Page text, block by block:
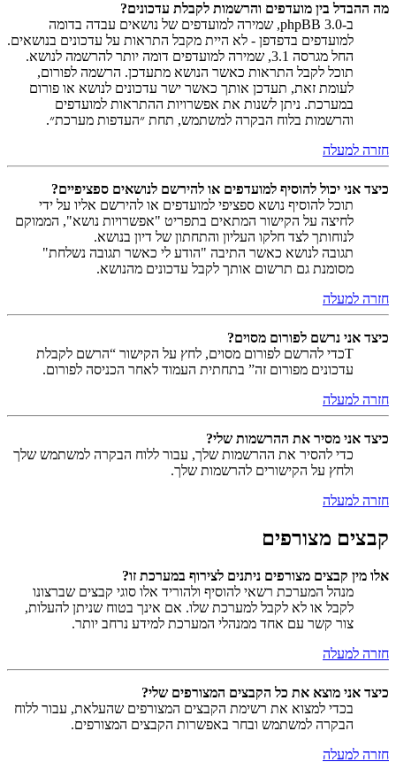
מה ההבדל בין מועדפים והרשמות לקבלת עדכונים?
ב-phpBB 3.0, שמירה למועדפים של נושאים עבדה בדומה
למועדפים בדפדפן - לא היית מקבל התראות על עדכונים בנושאים.
החל מגרסה 3.1, שמירה למועדפים דומה יותר להרשמה לנושא.
תוכל לקבל התראות כאשר הנושא מתעדכן. הרשמה לפורום,
לעומת זאת, תעדכן אותך כאשר ישר עדכונים לנושא או פורום
במערכת. ניתן לשנות את אפשרויות ההתראות למועדפים
והרשמות בלוח הבקרה למשתמש, תחת ״העדפות מערכת״.
חזרה למעלה
כיצד אני יכול להוסיף למועדפים או להירשם לנושאים ספציפיים?
תוכל להוסיף נושא ספציפי למועדפים או להירשם אליו על ידי
לחיצה על הקישור המתאים בתפריט "אפשרויות נושא", הממוקם
לנוחותך לצד חלקו העליון והתחתון של דיון בנושא.
תגובה לנושא כאשר התיבה "הודע לי כאשר תגובה נשלחת"
מסומנת גם תרשום אותך לקבל עדכונים מהנושא.
חזרה למעלה
כיצד אני נרשם לפורום מסוים?
Tכדי להרשם לפורום מסוים, לחץ על הקישור “הרשם לקבלת
עדכונים מפורום זה” בתחתית העמוד לאחר הכניסה לפורום.
חזרה למעלה
כיצד אני מסיר את ההרשמות שלי?
כדי להסיר את ההרשמות שלך, עבור ללוח הבקרה למשתמש שלך
ולחץ על הקישורים להרשמות שלך.
חזרה למעלה
קבצים מצורפים
אלו מין קבצים מצורפים ניתנים לצירוף במערכת זו?
מנהל המערכת רשאי להוסיף ולהוריד אלו סוגי קבצים שברצונו
לקבל או לא לקבל למערכת שלו. אם אינך בטוח שניתן להעלות,
צור קשר עם אחד ממנהלי המערכת למידע נרחב יותר.
חזרה למעלה
כיצד אני מוצא את כל הקבצים המצורפים שלי?
בכדי למצוא את רשימת הקבצים המצורפים שהעלאת, עבור ללוח
הבקרה למשתמש ובחר באפשרות הקבצים המצורפים.
חזרה למעלה